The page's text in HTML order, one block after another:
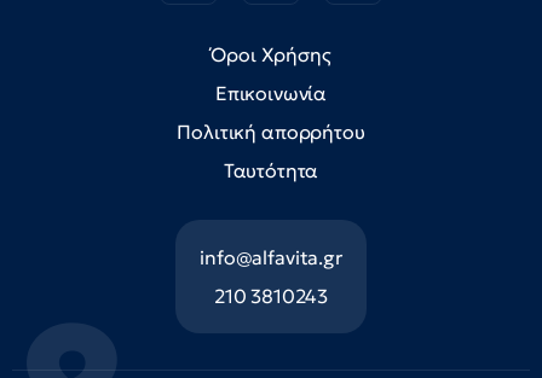
Όροι Χρήσης
Επικοινωνία
Πολιτική απορρήτου
Ταυτότητα
info@alfavita.gr
210 3810243